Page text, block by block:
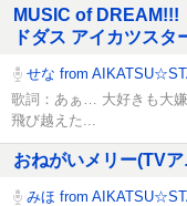
MUSIC of DREAM!!!
ドダス アイカツス
せな from
歌詞：あぁ… 大好きも大
飛び越えた...
おねがいメリー(TV
みほ from